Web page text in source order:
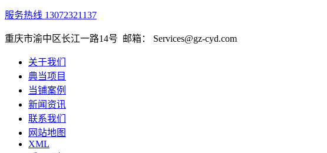
服务热线 13072321137
重庆市渝中区长江一路14号 邮箱： Services@gz-cyd.com
关于我们
典当项目
当铺案例
新闻资讯
联系我们
网站地图
XML